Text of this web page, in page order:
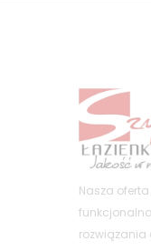
Nasza oferta
rozwiązania